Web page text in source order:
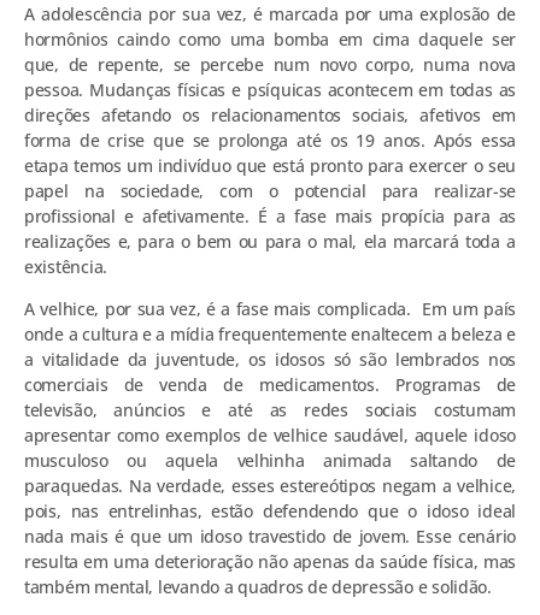
A adolescência por sua vez, é marcada por uma explosão de
hormônios caindo como uma bomba em cima daquele ser
que, de repente, se percebe num novo corpo, numa nova
pessoa. Mudanças físicas e psíquicas acontecem em todas as
direções afetando os relacionamentos sociais, afetivos em
forma de crise que se prolonga até os 19 anos. Após essa
etapa temos um indivíduo que está pronto para exercer o seu
papel na sociedade, com o potencial para realizar-se
profissional e afetivamente. É a fase mais propícia para as
realizações e, para o bem ou para o mal, ela marcará toda a
existência.
A velhice, por sua vez, é a fase mais complicada. Em um país
onde a cultura e a mídia frequentemente enaltecem a beleza e
a vitalidade da juventude, os idosos só são lembrados nos
comerciais de venda de medicamentos. Programas de
televisão, anúncios e até as redes sociais costumam
apresentar como exemplos de velhice saudável, aquele idoso
musculoso ou aquela velhinha animada saltando de
paraquedas. Na verdade, esses estereótipos negam a velhice,
pois, nas entrelinhas, estão defendendo que o idoso ideal
nada mais é que um idoso travestido de jovem. Esse cenário
resulta em uma deterioração não apenas da saúde física, mas
também mental, levando a quadros de depressão e solidão.